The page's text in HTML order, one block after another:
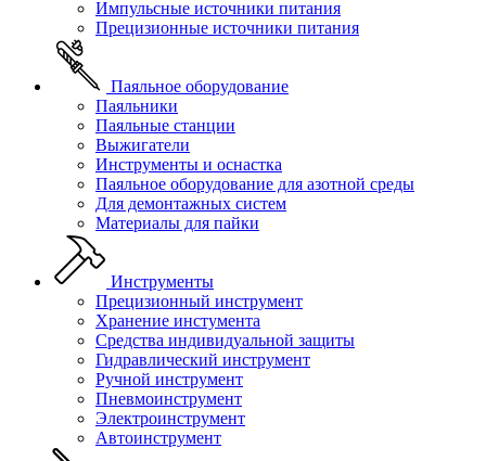
Импульсные источники питания
Прецизионные источники питания
Паяльное оборудование
Паяльники
Паяльные станции
Выжигатели
Инструменты и оснастка
Паяльное оборудование для азотной среды
Для демонтажных систем
Материалы для пайки
Инструменты
Прецизионный инструмент
Хранение инстумента
Средства индивидуальной защиты
Гидравлический инструмент
Ручной инструмент
Пневмоинструмент
Электроинструмент
Автоинструмент